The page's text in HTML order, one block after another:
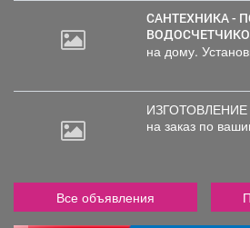
САНТЕХНИКА - ПОВЕРКА
на дому.
на заказ по
Все объявления